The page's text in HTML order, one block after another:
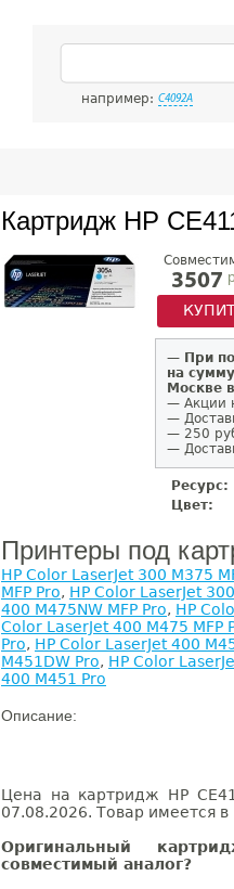
например: C4092A
Картридж HP
3507
— При
на
Москве
— Акции
—
— 250
—
Ресурс:
Цвет:
Принтеры под
HP Color LaserJet 300 M375
MFP Pro, HP Color LaserJet
400 M475NW MFP Pro, HP
Color LaserJet 400 M475 MFP
Pro, HP Color LaserJet 400
M451DW Pro, HP Color
400 M451 Pro
Описание:
Цена на картридж HP
07.08.2026. Товар имеется в
Оригинальный
совместимый аналог?